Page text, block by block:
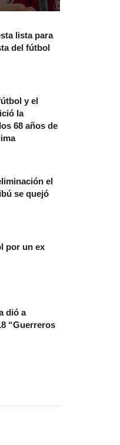
lista para
del fútbol
y el
la
68 años de
el
se quejó
por un ex
dió a
“Guerreros